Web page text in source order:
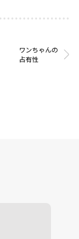
ワンちゃんの
占有性